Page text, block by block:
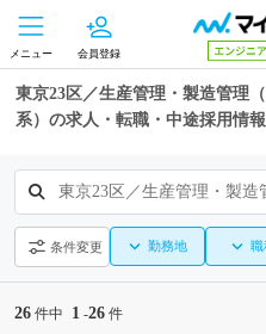
メニュー 会員登録
東京23区／生産管理・製造管理
系）の求人・転職・中途採用情報
条件変更 勤務地 職
26 件中 1 -26 件